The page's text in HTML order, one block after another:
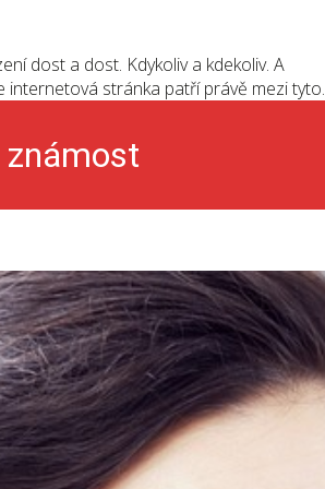
dost a dost. Kdykoliv a kdekoliv. A
internetová stránka patří právě mezi tyto.
známost